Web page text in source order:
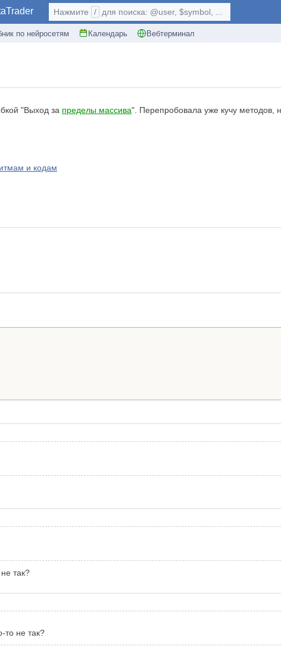
по нейросетям Календарь Вебтерминал
Нажмите / для поиска: @user, $symbol, ...
"Выход за пределы массива". Перепробовала уже кучу методов,
и кодам
так?
то не так?